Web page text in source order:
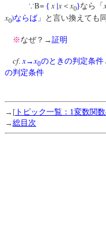
∵B= { x|x ＜ x0}なら「
x0)ならば 」 と言い換えても
※ なぜ？→証明
cf. x→x0のときの判定条件
の判定条件
→[ トピック一覧：1変数関
→総目次